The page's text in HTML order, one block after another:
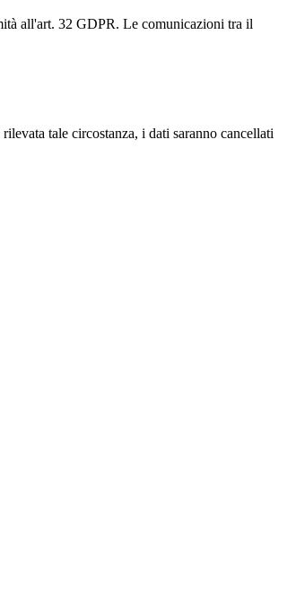
all'art. 32 GDPR. Le comunicazioni tra il
tale circostanza, i dati saranno cancellati